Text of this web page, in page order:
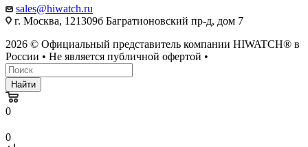
sales@hiwatch.ru
г. Москва, 121309б Багратионовский пр-д, дом 7
2026 © Официальный представитель компании HIWATCH® в
России • Не является публичной офертой •
Найти
0
0